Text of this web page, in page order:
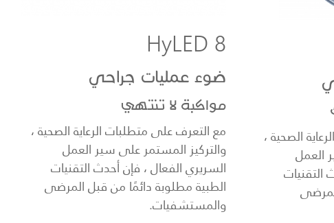
الصحية ،
العمل
التقنيات
HyLED 8
ضوء عمليات جراحي
مواكبة لا تنتهي
مع التعرف على متطلبات الرعاية الصحية ،
والتركيز المستمر على سير العمل
السريري الفعال ، فإن أحدث التقنيات
الطبية مطلوبة دائمًا من قبل المرضى
والمستشفيات.